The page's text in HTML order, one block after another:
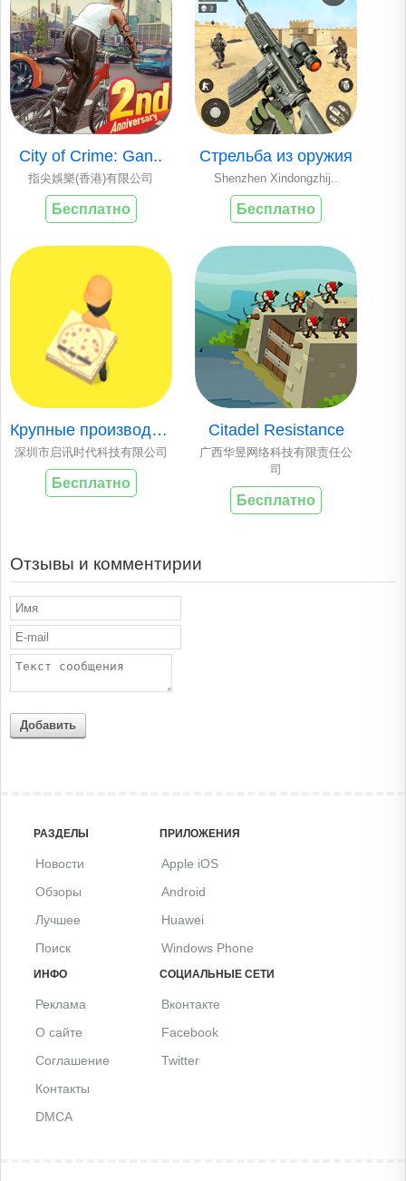
City of Crime: Gan..
指尖娛樂(香港)有限公司
Бесплатно
Стрельба из оружия
Shenzhen Xindongzhij..
Бесплатно
Крупные производит..
深圳市启讯时代科技有限公司
Бесплатно
Citadel Resistance
广西华昱网络科技有限责任公
司
Бесплатно
Отзывы и комментирии
Добавить
РАЗДЕЛЫ
Новости
Обзоры
Лучшее
Поиск
ПРИЛОЖЕНИЯ
Apple iOS
Android
Huawei
Windows Phone
ИНФО
Реклама
О сайте
Соглашение
Контакты
DMCA
СОЦИАЛЬНЫЕ СЕТИ
Вконтакте
Facebook
Twitter